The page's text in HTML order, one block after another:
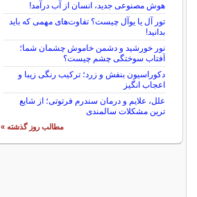
هوش مصنوعی جدید، انسان از آب درآمد!
تور آل یا یوآل چیست؟ تفاوت‌های مهمی که باید
بدانید!
نور خورشید و دشمن خاموش چشمان شما؛
آفتاب سوختگی چشم چیست؟
دکوراسیون بنفش و زرد؛ ترکیب رنگی زیبا و
اعجاب انگیز
علل، علایم و درمان سندرم فرتوتی؛ از شایع
ترین مشکلات سالمندی
مطالب روز گذشته »